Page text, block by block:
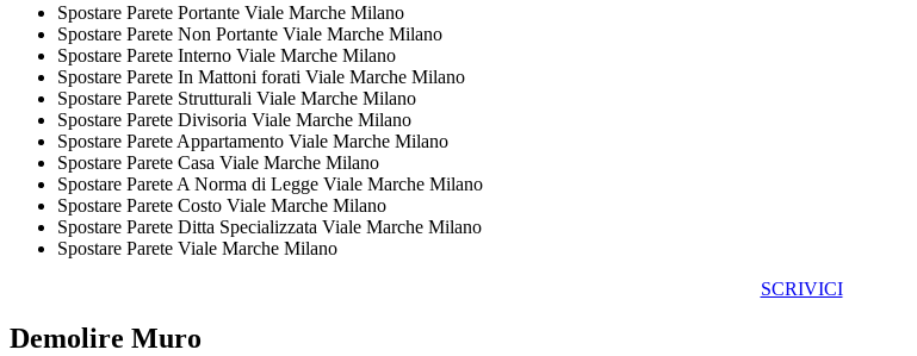
Spostare Parete Portante Viale Marche Milano
Spostare Parete Non Portante Viale Marche Milano
Spostare Parete Interno Viale Marche Milano
Spostare Parete In Mattoni forati Viale Marche Milano
Spostare Parete Strutturali Viale Marche Milano
Spostare Parete Divisoria Viale Marche Milano
Spostare Parete Appartamento Viale Marche Milano
Spostare Parete Casa Viale Marche Milano
Spostare Parete A Norma di Legge Viale Marche Milano
Spostare Parete Costo Viale Marche Milano
Spostare Parete Ditta Specializzata Viale Marche Milano
Spostare Parete Viale Marche Milano
SCRIVICI
Demolire Muro